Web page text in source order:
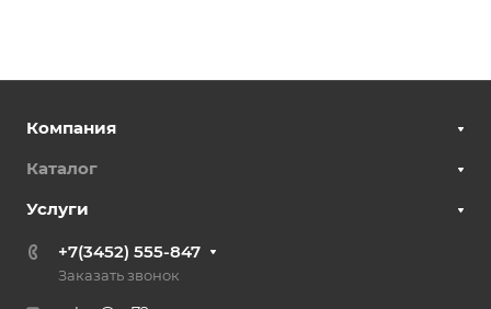
Компания
Каталог
Услуги
+7(3452) 555-847
Заказать звонок